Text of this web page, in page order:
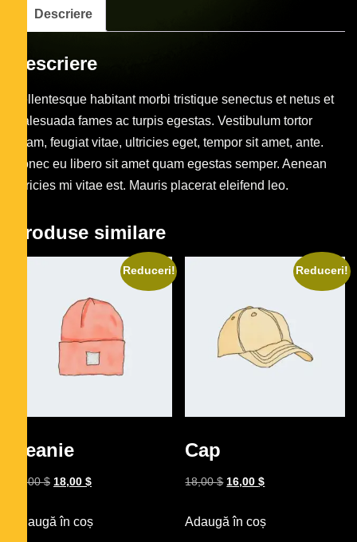
Descriere
Descriere
Pellentesque habitant morbi tristique senectus et netus et
malesuada fames ac turpis egestas. Vestibulum tortor
quam, feugiat vitae, ultricies eget, tempor sit amet, ante.
Donec eu libero sit amet quam egestas semper. Aenean
ultricies mi vitae est. Mauris placerat eleifend leo.
Produse similare
Reduceri!
Beanie
20,00$ 18,00 $
Adaugă în coș
Reduceri!
Cap
18,00$ 16,00$
Adaugă în coș